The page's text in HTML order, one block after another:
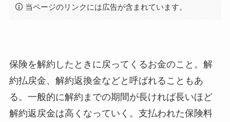
当ページのリンクには広告が含まれています。
保険を解約したときに戻ってくるお金のこと。解
約払戻金、解約返換金などと呼ばれることもあ
る。一般的に解約までの期間が長ければ長いほど
解約返戻金は高くなっていく。支払われた保険料